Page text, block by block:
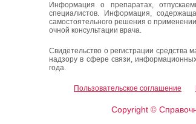
Информация о препаратах,
специалистов. Информация,
самостоятельного решения о
очной консультации врача.
Свидетельство о регистрации
надзору в сфере связи,
года.
Пользовательское соглашение
Copyright ©